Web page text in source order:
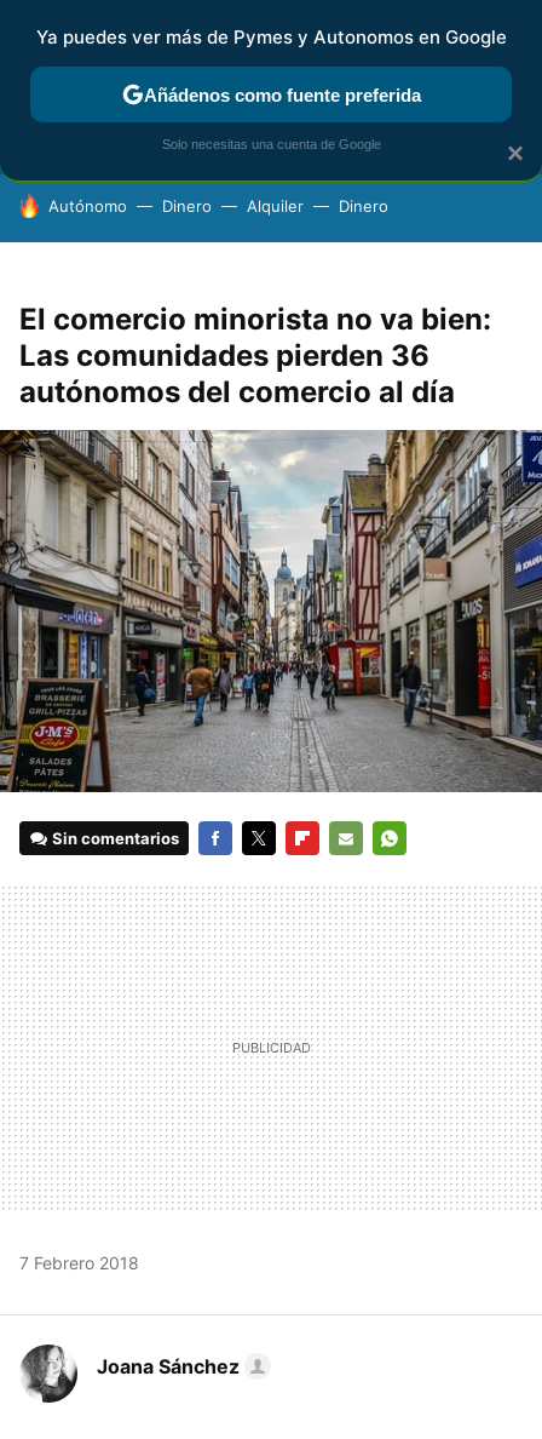
FISCALIDAD Y CONTABILIDAD KIT DIGITAL RENTA
HOY SE HABLA DE
Autónomo Dinero Alquiler Dinero
El comercio minorista no va bien:
Las comunidades pierden 36
autónomos del comercio al día
Sin comentarios
MAIL
7 Febrero 2018
Joana Sánchez
×
Ya puedes ver más de Pymes y Autonomos en Google
Añádenos como fuente preferida
Solo necesitas una cuenta de Google